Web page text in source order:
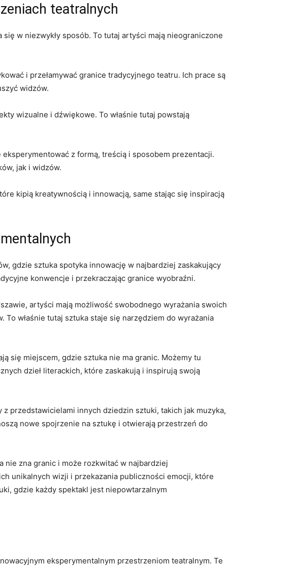
teatralnych
w⁢ niezwykły sposób. To ⁢tutaj artyści mają nieograniczone
i przełamywać ⁢granice tradycyjnego⁣ teatru.‌ Ich ‌prace są
widzów.
wizualne i dźwiękowe. To⁢ właśnie tutaj powstają
z​ formą, treścią i sposobem prezentacji.
⁢jak⁢ i‍ widzów.
kipią kreatywnością i innowacją, ‌same‍ stając się inspiracją​
gdzie⁣ sztuka spotyka innowację w najbardziej zaskakujący
konwencje i przekraczając granice wyobraźni.
artyści mają możliwość⁣ swobodnego wyrażania swoich
właśnie tutaj sztuka staje się narzędziem do wyrażania
‌się ‍miejscem, gdzie ⁢sztuka nie ma granic. Możemy tu⁢
‌dzieł literackich, ⁤które zaskakują i inspirują swoją
przedstawicielami innych dziedzin sztuki, takich jak muzyka,
nowe spojrzenie⁢ na sztukę i ​otwierają przestrzeń‍ do
zna granic i może​ rozkwitać⁣ w ‌najbardziej
unikalnych wizji i ⁣przekazania publiczności emocji, które
gdzie każdy spektakl‌ jest‌ niepowtarzalnym
eksperymentalnym przestrzeniom teatralnym. ‌Te⁣